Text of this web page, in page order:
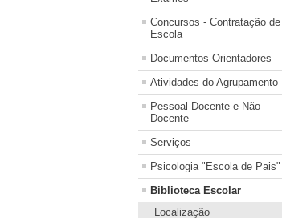
Concursos - Contratação de
Escola
Documentos Orientadores
Atividades do Agrupamento
Pessoal Docente e Não
Docente
Serviços
Psicologia "Escola de Pais"
Biblioteca Escolar
Localização